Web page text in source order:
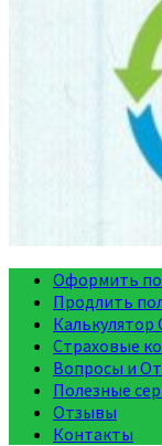
Оформить
Продлить
Калькулятор
Страховые
Вопросы и
Полезные
Отзывы
Контакты